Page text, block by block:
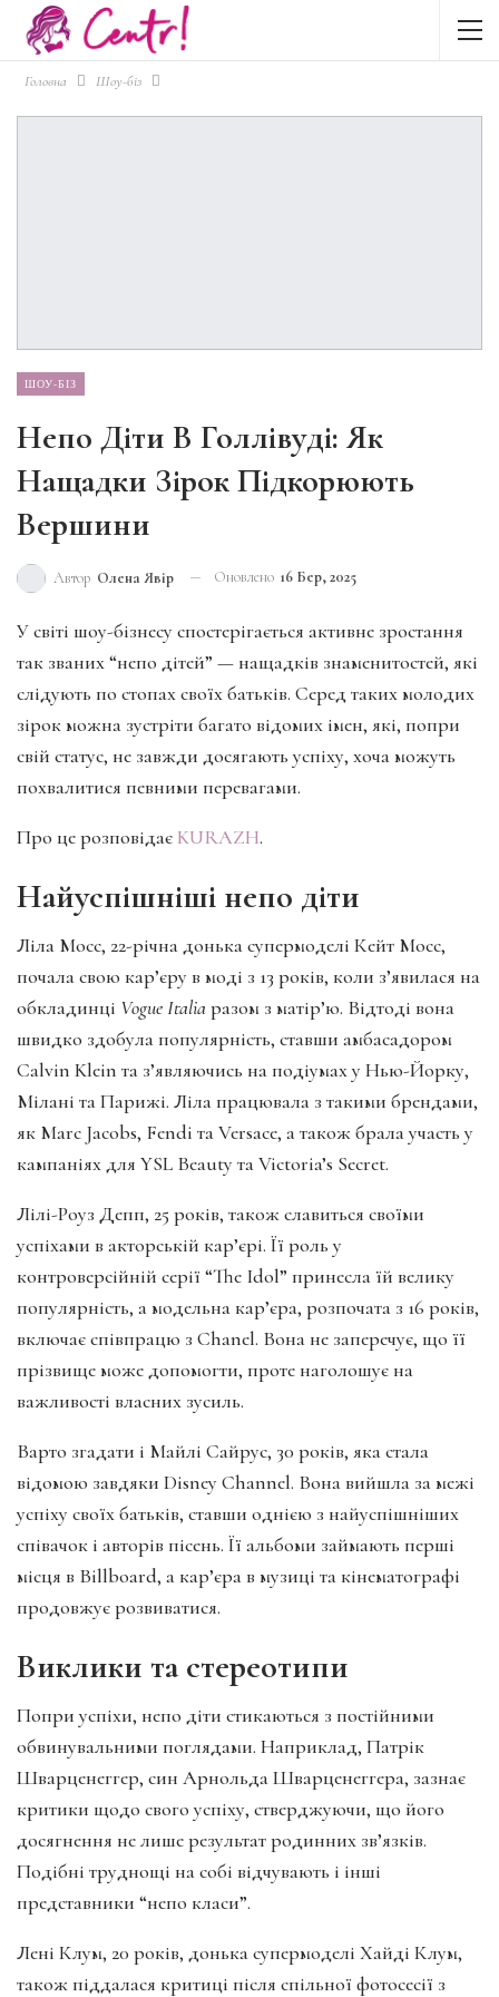
Головна Шоу-біз
ШОУ-БІЗ
Непо Діти В Голлівуді: Як
Нащадки Зірок Підкорюють
Вершини
Автор Олена Явір Оновлено 16 Бер, 2025
У світі шоу-бізнесу спостерігається активне зростання
так званих “непо дітей” — нащадків знаменитостей, які
слідують по стопах своїх батьків. Серед таких молодих
зірок можна зустріти багато відомих імен, які, попри
свій статус, не завжди досягають успіху, хоча можуть
похвалитися певними перевагами.
Про це розповідає KURAZH.
Найуспішніші непо діти
Ліла Мосс, 22-річна донька супермоделі Кейт Мосс,
почала свою кар’єру в моді з 13 років, коли з’явилася на
обкладинці Vogue Italiaразом з матір’ю. Відтоді вона
швидко здобула популярність, ставши амбасадором
Calvin Klein та з’являючись на подіумах у Нью-Йорку,
Мілані та Парижі. Ліла працювала з такими брендами,
як Marc Jacobs, Fendi та Versace, а також брала участь у
кампаніях для YSL Beauty та Victoria’s Secret.
Лілі-Роуз Депп, 25 років, також славиться своїми
успіхами в акторській кар’єрі. Її роль у
контроверсійній серії “The Idol” принесла їй велику
популярність, а модельна кар’єра, розпочата з 16 років,
включає співпрацю з Chanel. Вона не заперечує, що її
прізвище може допомогти, проте наголошує на
важливості власних зусиль.
Варто згадати і Майлі Сайрус, 30 років, яка стала
відомою завдяки Disney Channel. Вона вийшла за межі
успіху своїх батьків, ставши однією з найуспішніших
співачок і авторів пісень. Її альбоми займають перші
місця в Billboard, а кар’єра в музиці та кінематографі
продовжує розвиватися.
Виклики та стереотипи
Попри успіхи, непо діти стикаються з постійними
обвинувальними поглядами. Наприклад, Патрік
Шварценеггер, син Арнольда Шварценеггера, зазнає
критики щодо свого успіху, стверджуючи, що його
досягнення не лише результат родинних зв’язків.
Подібні труднощі на собі відчувають і інші
представники “непо класи”.
Лені Клум, 20 років, донька супермоделі Хайді Клум,
також піддалася критиці після спільної фотосесії з